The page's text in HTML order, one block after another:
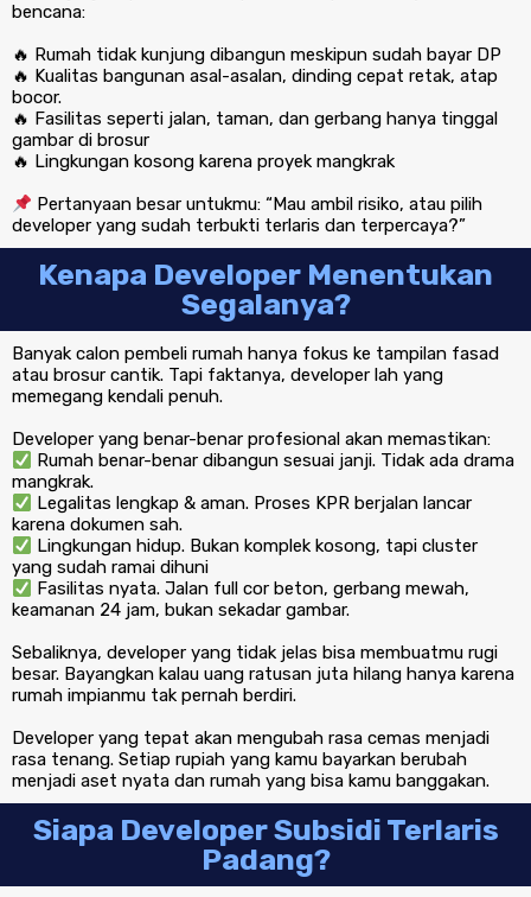
bencana:
🔥 Rumah tidak kunjung dibangun meskipun sudah bayar DP
🔥 Kualitas bangunan asal-asalan, dinding cepat retak, atap
bocor.
🔥 Fasilitas seperti jalan, taman, dan gerbang hanya tinggal
gambar di brosur
🔥 Lingkungan kosong karena proyek mangkrak
Pertanyaan besar untukmu: “Mau ambil risiko, atau pilih
developer yang sudah terbukti terlaris dan terpercaya?”
Kenapa Developer Menentukan
Segalanya?
Banyak calon pembeli rumah hanya fokus ke tampilan fasad
atau brosur cantik. Tapi faktanya, developer lah yang
memegang kendali penuh.
Developer yang benar-benar profesional akan memastikan:
Rumah benar-benar dibangun sesuai janji. Tidak ada drama
mangkrak.
Legalitas lengkap & aman. Proses KPR berjalan lancar
karena dokumen sah.
Lingkungan hidup. Bukan komplek kosong, tapi cluster
yang sudah ramai dihuni
Fasilitas nyata. Jalan full cor beton, gerbang mewah,
keamanan 24 jam, bukan sekadar gambar.
Sebaliknya, developer yang tidak jelas bisa membuatmu rugi
besar. Bayangkan kalau uang ratusan juta hilang hanya karena
rumah impianmu tak pernah berdiri.
Developer yang tepat akan mengubah rasa cemas menjadi
rasa tenang. Setiap rupiah yang kamu bayarkan berubah
menjadi aset nyata dan rumah yang bisa kamu banggakan.
Siapa Developer Subsidi Terlaris
Padang?